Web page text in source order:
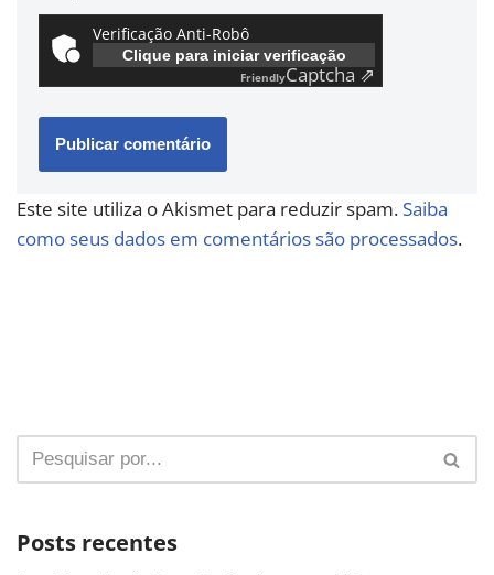
Verificação Anti-Robô
Clique para iniciar verificação
FriendlyCaptcha ⇗
Este site utiliza o Akismet para reduzir spam. Saiba
como seus dados em comentários são processados.
Posts recentes